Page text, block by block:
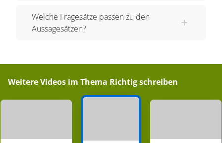
sondern beschrieben, dass jemand schnell läuft.
Das Verb „siehst” steht nicht an der zweiten
Ein Fragesatz. Du kannst aus Aussagesätzen
auch neue Fragesätze bilden: Welcher Fragesatz
Fragen. Und zu dieser Aussage? Paul läuft sehr
Welche Fragesätze passen zu den
Aussagesätzen?
Weitere Videos im Thema Richtig schreiben